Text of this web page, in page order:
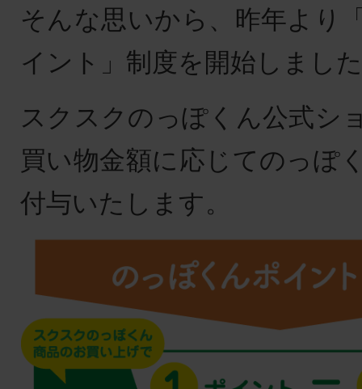
そんな思いから、昨年より
イント」制度を開始しまし
スクスクのっぽくん公式シ
買い物金額に応じてのっぽ
付与いたします。